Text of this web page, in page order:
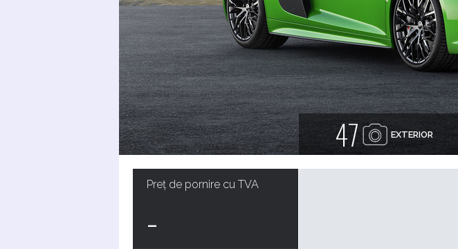
47 EXTERIOR
Preț de pornire cu TVA
-